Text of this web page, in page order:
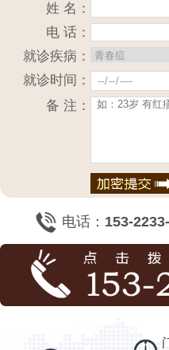
姓 名：
电 话：
就诊疾病：
就诊时间：
备 注：
电话： 153-